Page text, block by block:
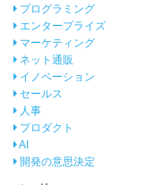
プログラミング
エンタープライズ
マーケティング
ネット通販
イノベーション
セールス
人事
プロダクト
AI
開発の意思決定